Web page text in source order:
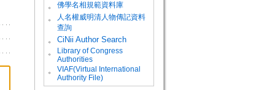
。 佛學名相規範資料庫
。
人名權威明清人物傳記資料
查詢
。
CiNii Author Search
。
Library of Congress
Authorities
。
VIAF(Virtual International
Authority File)